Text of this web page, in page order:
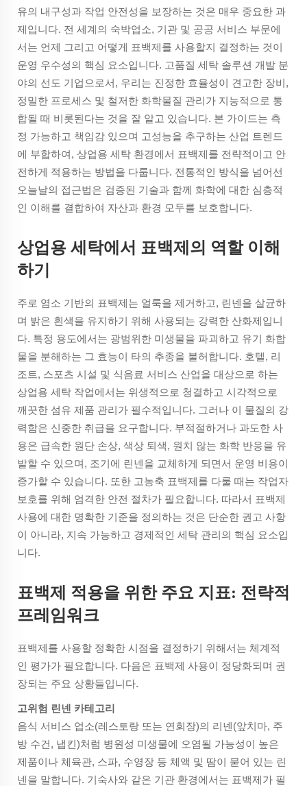
유의 내구성과 작업 안전성을 보장하는 것은 매우 중요한 과
제입니다. 전 세계의 숙박업소, 기관 및 공공 서비스 부문에
서는 언제 그리고 어떻게 표백제를 사용할지 결정하는 것이
운영 우수성의 핵심 요소입니다. 고품질 세탁 솔루션 개발 분
야의 선도 기업으로서, 우리는 진정한 효율성이 견고한 장비,
정밀한 프로세스 및 철저한 화학물질 관리가 지능적으로 통
합될 때 비롯된다는 것을 잘 알고 있습니다. 본 가이드는 측
정 가능하고 책임감 있으며 고성능을 추구하는 산업 트렌드
에 부합하여, 상업용 세탁 환경에서 표백제를 전략적이고 안
전하게 적용하는 방법을 다룹니다. 전통적인 방식을 넘어선
오늘날의 접근법은 검증된 기술과 함께 화학에 대한 심층적
인 이해를 결합하여 자산과 환경 모두를 보호합니다.
상업용 세탁에서 표백제의 역할 이해
하기
주로 염소 기반의 표백제는 얼룩을 제거하고, 린넨을 살균하
며 밝은 흰색을 유지하기 위해 사용되는 강력한 산화제입니
다. 특정 용도에서는 광범위한 미생물을 파괴하고 유기 화합
물을 분해하는 그 효능이 타의 추종을 불허합니다. 호텔, 리
조트, 스포츠 시설 및 식음료 서비스 산업을 대상으로 하는
상업용 세탁 작업에서는 위생적으로 청결하고 시각적으로
깨끗한 섬유 제품 관리가 필수적입니다. 그러나 이 물질의 강
력함은 신중한 취급을 요구합니다. 부적절하거나 과도한 사
용은 급속한 원단 손상, 색상 퇴색, 원치 않는 화학 반응을 유
발할 수 있으며, 조기에 린넨을 교체하게 되면서 운영 비용이
증가할 수 있습니다. 또한 고농축 표백제를 다룰 때는 작업자
보호를 위해 엄격한 안전 절차가 필요합니다. 따라서 표백제
사용에 대한 명확한 기준을 정의하는 것은 단순한 권고 사항
이 아니라, 지속 가능하고 경제적인 세탁 관리의 핵심 요소입
니다.
표백제 적용을 위한 주요 지표: 전략적
프레임워크
표백제를 사용할 정확한 시점을 결정하기 위해서는 체계적
인 평가가 필요합니다. 다음은 표백제 사용이 정당화되며 권
장되는 주요 상황들입니다.
고위험 린넨 카테고리
음식 서비스 업소(레스토랑 또는 연회장)의 리넨(앞치마, 주
방 수건, 냅킨)처럼 병원성 미생물에 오염될 가능성이 높은
제품이나 체육관, 스파, 수영장 등 체액 및 땀이 묻어 있는 린
넨을 말합니다. 기숙사와 같은 기관 환경에서는 표백제가 필